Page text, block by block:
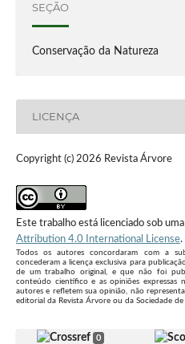
SEÇÃO
Conservação da Natureza
LICENÇA
Copyright (c) 2026 Revista Árvore
Este trabalho está licenciado sob
Attribution 4.0 International License.
Todos os autores concordaram com a
concederam a licença exclusiva para
de um trabalho original, e que não foi
conteúdo científico e as opiniões expressas
autores e refletem sua opinião, não
editorial da Revista Árvore ou da Sociedade de
0